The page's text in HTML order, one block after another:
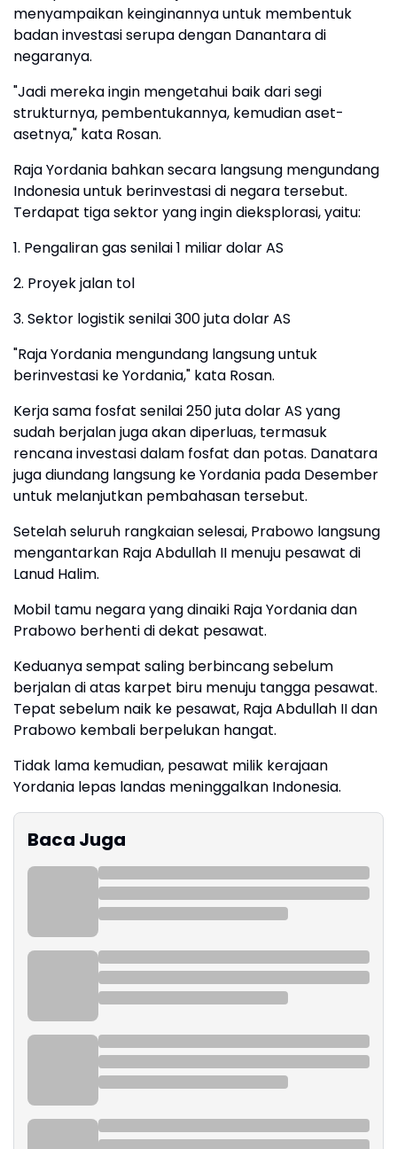
menyampaikan keinginannya untuk membentuk
badan investasi serupa dengan Danantara di
negaranya.
"Jadi mereka ingin mengetahui baik dari segi
strukturnya, pembentukannya, kemudian aset-
asetnya," kata Rosan.
Raja Yordania bahkan secara langsung mengundang
Indonesia untuk berinvestasi di negara tersebut.
Terdapat tiga sektor yang ingin dieksplorasi, yaitu:
1. Pengaliran gas senilai 1 miliar dolar AS
2. Proyek jalan tol
3. Sektor logistik senilai 300 juta dolar AS
"Raja Yordania mengundang langsung untuk
berinvestasi ke Yordania," kata Rosan.
Kerja sama fosfat senilai 250 juta dolar AS yang
sudah berjalan juga akan diperluas, termasuk
rencana investasi dalam fosfat dan potas. Danatara
juga diundang langsung ke Yordania pada Desember
untuk melanjutkan pembahasan tersebut.
Setelah seluruh rangkaian selesai, Prabowo langsung
mengantarkan Raja Abdullah II menuju pesawat di
Lanud Halim.
Mobil tamu negara yang dinaiki Raja Yordania dan
Prabowo berhenti di dekat pesawat.
Keduanya sempat saling berbincang sebelum
berjalan di atas karpet biru menuju tangga pesawat.
Tepat sebelum naik ke pesawat, Raja Abdullah II dan
Prabowo kembali berpelukan hangat.
Tidak lama kemudian, pesawat milik kerajaan
Yordania lepas landas meninggalkan Indonesia.
Baca Juga